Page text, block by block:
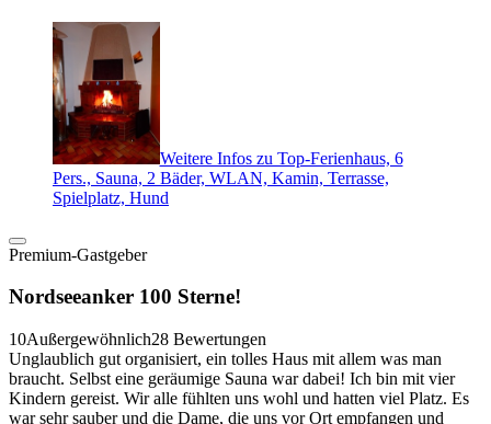
Weitere Infos zu Top-Ferienhaus, 6
Pers., Sauna, 2 Bäder, WLAN, Kamin, Terrasse,
Spielplatz, Hund
Premium-Gastgeber
Nordseeanker 100 Sterne!
10Außergewöhnlich28 Bewertungen
Unglaublich gut organisiert, ein tolles Haus mit allem was man
braucht. Selbst eine geräumige Sauna war dabei! Ich bin mit vier
Kindern gereist. Wir alle fühlten uns wohl und hatten viel Platz. Es
war sehr sauber und die Dame, die uns vor Ort empfangen und